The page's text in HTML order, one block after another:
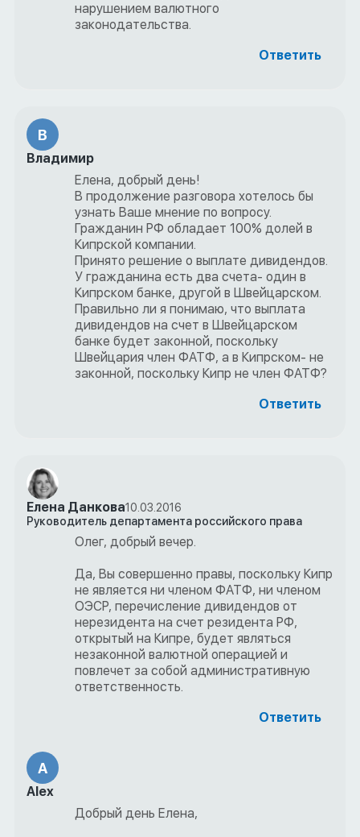
нарушением валютного
законодательства.
Ответить
В
Владимир
Елена, добрый день!
В продолжение разговора хотелось бы
узнать Ваше мнение по вопросу.
Гражданин РФ обладает 100% долей в
Кипрской компании.
Принято решение о выплате дивидендов.
У гражданина есть два счета- один в
Кипрском банке, другой в Швейцарском.
Правильно ли я понимаю, что выплата
дивидендов на счет в Швейцарском
банке будет законной, поскольку
Швейцария член ФАТФ, а в Кипрском- не
законной, поскольку Кипр не член ФАТФ?
Ответить
Елена Данкова10.03.2016
Руководитель департамента российского права
Олег, добрый вечер.
Да, Вы совершенно правы, поскольку Кипр
не является ни членом ФАТФ, ни членом
ОЭСР, перечисление дивидендов от
нерезидента на счет резидента РФ,
открытый на Кипре, будет являться
незаконной валютной операцией и
повлечет за собой административную
ответственность.
Ответить
A
Alex
Добрый день Елена,